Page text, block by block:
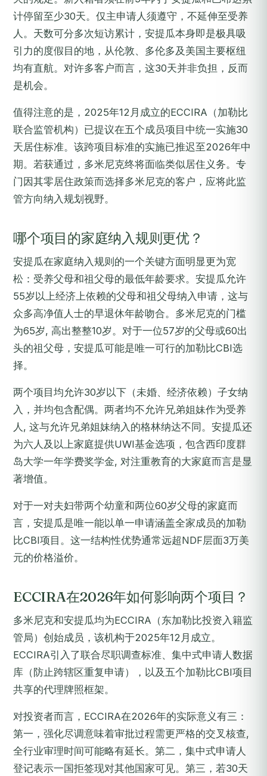
计停留至少30天。仅主申请人须遵守，不延伸至受养
人。天数可分多次短访累计，安提瓜本身即是极具吸
引力的度假目的地，从伦敦、多伦多及美国主要枢纽
均有直航。对许多客户而言，这30天并非负担，反而
是机会。
值得注意的是，2025年12月成立的ECCIRA（加勒比
联合监管机构）已提议在五个成员项目中统一实施30
天居住标准。该跨项目标准的实施已推迟至2026年中
期。若获通过，多米尼克终将面临类似居住义务。专
门因其零居住政策而选择多米尼克的客户，应将此监
管方向纳入规划视野。
哪个项目的家庭纳入规则更优？
安提瓜在家庭纳入规则的一个关键方面明显更为宽
松：受养父母和祖父母的最低年龄要求。安提瓜允许
55岁以上经济上依赖的父母和祖父母纳入申请，这与
众多高净值人士的早退休年龄吻合。多米尼克的门槛
为65岁, 高出整整10岁。对于一位57岁的父母或60出
头的祖父母，安提瓜可能是唯一可行的加勒比CBI选
择。
两个项目均允许30岁以下（未婚、经济依赖）子女纳
入，并均包含配偶。两者均不允许兄弟姐妹作为受养
人, 这与允许兄弟姐妹纳入的格林纳达不同。安提瓜还
为六人及以上家庭提供UWI基金选项，包含西印度群
岛大学一年学费奖学金, 对注重教育的大家庭而言是显
著增值。
对于一对夫妇带两个幼童和两位60岁父母的家庭而
言，安提瓜是唯一能以单一申请涵盖全家成员的加勒
比CBI项目。这一结构性优势通常远超NDF层面3万美
元的价格溢价。
ECCIRA在2026年如何影响两个项目？
多米尼克和安提瓜均为ECCIRA（东加勒比投资入籍监
管局）创始成员，该机构于2025年12月成立。
ECCIRA引入了联合尽职调查标准、集中式申请人数据
库（防止跨辖区重复申请），以及五个加勒比CBI项目
共享的代理牌照框架。
对投资者而言，ECCIRA在2026年的实际意义有三：
第一，强化尽调意味着审批过程需更严格的交叉核查,
全行业审理时间可能略有延长。第二，集中式申请人
登记表示一国拒签现对其他国家可见。第三，若30天